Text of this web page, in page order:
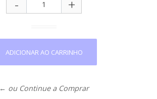
+
-
← ou Continue a Comprar